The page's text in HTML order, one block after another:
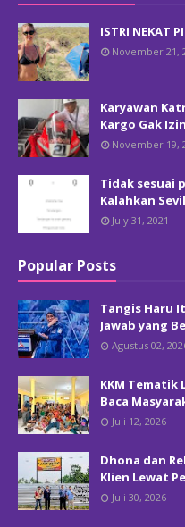
ISTRI NEKAT
November 21,
Karyawan
Kargo Gak
November 19,
Tidak sesuai
Kalahkan
July 31, 2021
Popular Posts
Tangis Haru
Jawab yang
Agustus 02,
KKM Tematik
Baca
Juli 12, 2026
Dhona dan
Klien Lewat
Juli 30, 2026